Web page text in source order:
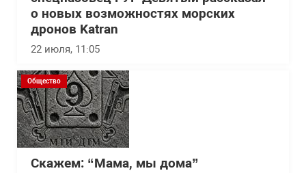
о новых возможностях морских
дронов Katran
22 июля, 11:05
Общество
Скажем: “Мама, мы дома”